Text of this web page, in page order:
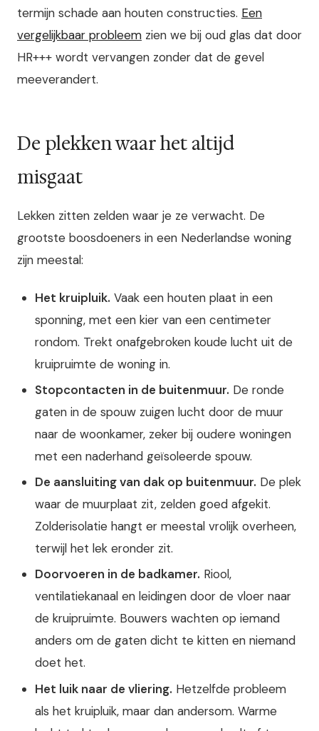
termijn schade aan houten constructies. Een
vergelijkbaar probleem zien we bij oud glas dat door
HR+++ wordt vervangen zonder dat de gevel
meeverandert.
De plekken waar het altijd
misgaat
Lekken zitten zelden waar je ze verwacht. De
grootste boosdoeners in een Nederlandse woning
zijn meestal:
Het kruipluik. Vaak een houten plaat in een
sponning, met een kier van een centimeter
rondom. Trekt onafgebroken koude lucht uit de
kruipruimte de woning in.
Stopcontacten in de buitenmuur. De ronde
gaten in de spouw zuigen lucht door de muur
naar de woonkamer, zeker bij oudere woningen
met een naderhand geïsoleerde spouw.
De aansluiting van dak op buitenmuur. De plek
waar de muurplaat zit, zelden goed afgekit.
Zolderisolatie hangt er meestal vrolijk overheen,
terwijl het lek eronder zit.
Doorvoeren in de badkamer. Riool,
ventilatiekanaal en leidingen door de vloer naar
de kruipruimte. Bouwers wachten op iemand
anders om de gaten dicht te kitten en niemand
doet het.
Het luik naar de vliering. Hetzelfde probleem
als het kruipluik, maar dan andersom. Warme